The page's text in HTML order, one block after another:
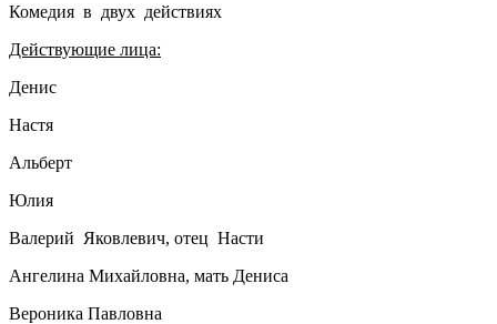
Комедия в двух действиях
Действующие лица:
Денис
Настя
Альберт
Юлия
Валерий Яковлевич, отец Насти
Ангелина Михайловна, мать Дениса
Вероника Павловна